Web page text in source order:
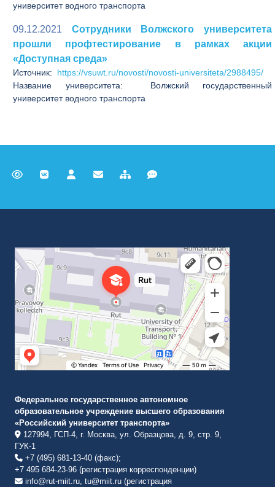
университет водного транспорта
09.12.2021
Сотрудники Волжского университета
прошли профтестирование в рамках акции
«Доступная среда»
Источник: https://vsuwt.ru/novosti/novosti-universiteta/2988495/
Название университета: Волжский государственный
университет водного транспорта
Российский университет транспорта
ВУЗ в Москве
Федеральное государственное автономное
образовательное учреждение высшего образования
«Российский университет транспорта»
127994, ГСП-4, г. Москва, ул. Образцова, д. 9, стр. 9,
ГУК-1
+7 (495) 681-13-40 (факс);
+7 495 684-23-96 (регистрация корреспонденции)
info@rut-miit.ru, tu@miit.ru (регистрация